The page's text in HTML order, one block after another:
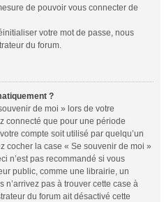
de pouvoir vous connecter de
votre mot de passe, nous
du forum.
?
de moi » lors de votre
connecté que pour une période
compte soit utilisé par quelqu’un
cocher la case « Se souvenir de moi »
n’est pas recommandé si vous
public, comme une librairie, un
n’arrivez pas à trouver cette case à
du forum ait désactivé cette